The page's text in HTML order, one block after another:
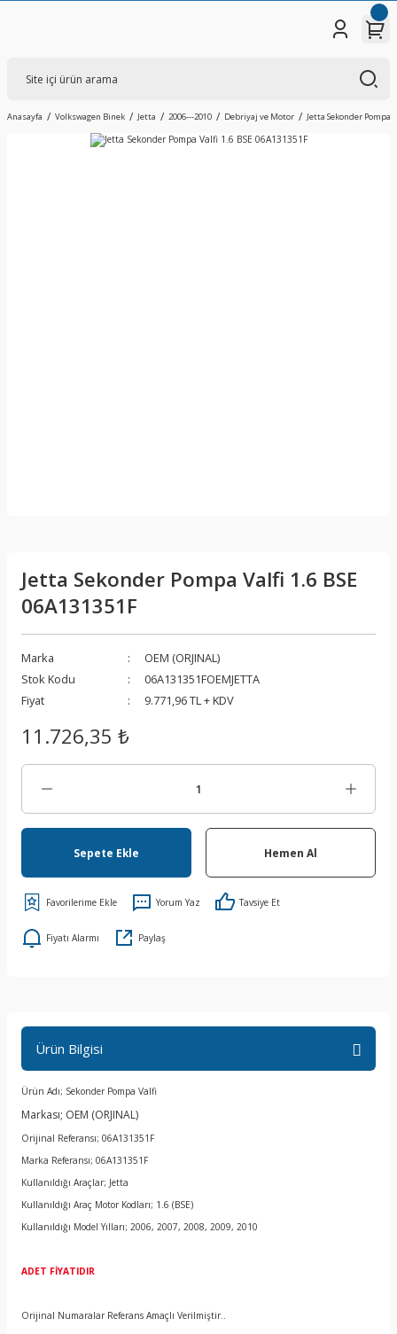
Anasayfa Volkswagen Binek Jetta 2006---2010 Debriyaj ve Motor Jetta Sekonder Pompa
Jetta Sekonder Pompa Valfi 1.6 BSE
06A131351F
Marka
OEM (ORJINAL)
Stok Kodu
06A131351FOEMJETTA
Fiyat
9.771,96 TL + KDV
11.726,35 ₺
Sepete Ekle Hemen Al
Yorum Yaz Tavsiye Et
Fiyatı Alarmı Paylaş
Ürün Bilgisi
Ürün Adı; Sekonder Pompa Valfi
Markası; OEM (ORJINAL)
Orijinal Referansı; 06A131351F
Marka Referansı; 06A131351F
Kullanıldığı Araçlar; Jetta
Kullanıldığı Araç Motor Kodları; 1.6 (BSE)
Kullanıldığı Model Yılları; 2006, 2007, 2008, 2009, 2010
ADET FİYATIDIR
Orijinal Numaralar Referans Amaçlı Verilmiştir..